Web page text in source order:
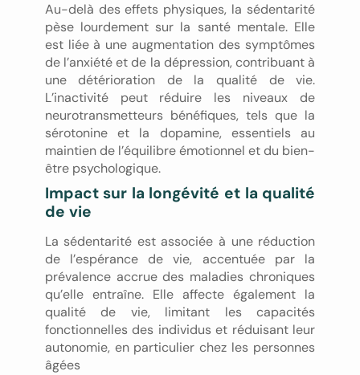
Au-delà des effets physiques, la sédentarité
pèse lourdement sur la santé mentale. Elle
est liée à une augmentation des symptômes
de l’anxiété et de la dépression, contribuant à
une détérioration de la qualité de vie.
L’inactivité peut réduire les niveaux de
neurotransmetteurs bénéfiques, tels que la
sérotonine et la dopamine, essentiels au
maintien de l’équilibre émotionnel et du bien-
être psychologique.
Impact sur la longévité et la qualité
de vie
La sédentarité est associée à une réduction
de l’espérance de vie, accentuée par la
prévalence accrue des maladies chroniques
qu’elle entraîne. Elle affecte également la
qualité de vie, limitant les capacités
fonctionnelles des individus et réduisant leur
autonomie, en particulier chez les personnes
âgées